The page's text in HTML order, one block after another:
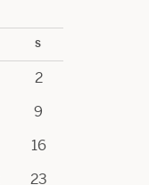
S
2
9
16
23